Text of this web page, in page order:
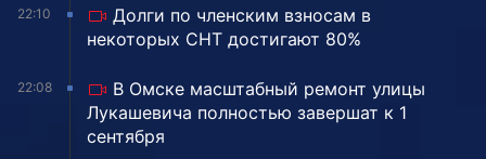
22:10
Долги по членским взносам в
некоторых СНТ достигают 80%
22:08
В Омске масштабный ремонт улицы
Лукашевича полностью завершат к 1
сентября